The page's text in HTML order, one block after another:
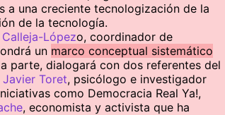
a una creciente tecnologización de la
de la tecnología.
Lópezo, coordinador de
un marco conceptual sistemático
parte, dialogará con dos referentes del
Javier Toret, psicólogo e investigador
como Democracia Real Ya!,
, economista y activista que ha